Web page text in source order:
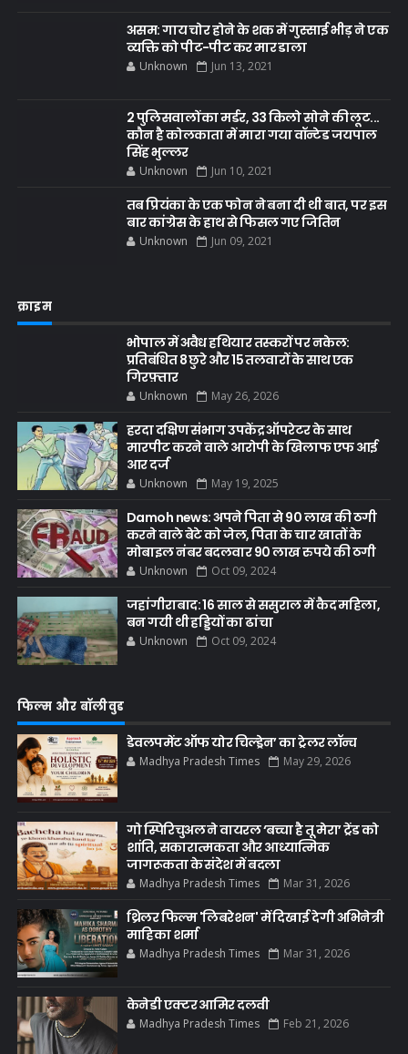
असम: गाय चोर होने के शक में गुस्साई भीड़ ने एक
व्यक्ति को पीट-पीट कर मार डाला
Unknown Jun 13, 2021
2 पुलिसवालों का मर्डर, 33 किलो सोने की लूट...
कौन है कोलकाता में मारा गया वॉन्टेड जयपाल
सिंह भुल्लर
Unknown Jun 10, 2021
तब प्रियंका के एक फोन ने बना दी थी बात, पर इस
बार कांग्रेस के हाथ से फिसल गए जितिन
Unknown Jun 09, 2021
क्राइम
भोपाल में अवैध हथियार तस्करों पर नकेल:
प्रतिबंधित 8 छुरे और 15 तलवारों के साथ एक
गिरफ़्तार
Unknown May 26, 2026
हरदा दक्षिण संभाग उपकेंद्र ऑपरेटर के साथ
मारपीट करने वाले आरोपी के खिलाफ एफ आई
आर दर्ज
Unknown May 19, 2025
Damoh news: अपने पिता से 90 लाख की ठगी
करने वाले बेटे को जेल, पिता के चार खातों के
मोबाइल नंबर बदलवार 90 लाख रुपये की ठगी
Unknown Oct 09, 2024
जहांगीराबाद: 16 साल से ससुराल में कैद महिला,
बन गयी थी हड्डियों का ढांचा
Unknown Oct 09, 2024
फिल्म और बॉलीवुड
डेवलपमेंट ऑफ योर चिल्ड्रेन’ का ट्रेलर लॉन्च
Madhya Pradesh Times May 29, 2026
गो स्पिरिचुअल ने वायरल ‘बच्चा है तू मेरा’ ट्रेंड को
शांति, सकारात्मकता और आध्यात्मिक
जागरूकता के संदेश में बदला
Madhya Pradesh Times Mar 31, 2026
थ्रिलर फिल्म 'लिबरेशन' में दिखाई देगी अभिनेत्री
माहिका शर्मा
Madhya Pradesh Times Mar 31, 2026
केनेडी एक्टर आमिर दलवी
Madhya Pradesh Times Feb 21, 2026